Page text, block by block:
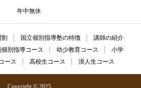
年中無休
国立個別指導塾の特徴
講師の紹介
個別指導コース 幼少教育コース
小学
ース 高校生コース 浪人生コース
Copyright © 2025